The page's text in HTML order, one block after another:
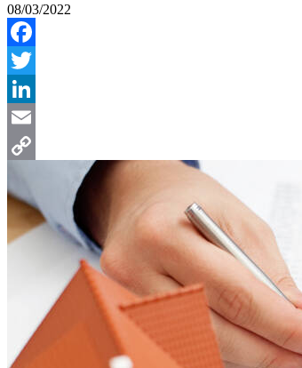
08/03/2022
Facebook
Twitter
LinkedIn
Email
Link